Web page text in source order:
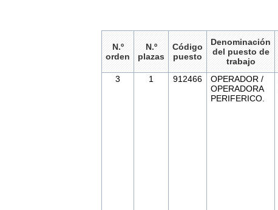
N.º
orden
N.º
plazas
Código
puesto
Denominación
del puesto de
trabajo
3 1 912466
OPERADOR /
OPERADORA
PERIFERICO.